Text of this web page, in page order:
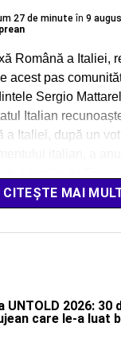
27 de minute în 9
Română a Italiei,
acest pas
Sergio
Italian
a Italiei, după un
CITEȘTE MAI
UNTOLD 2026: 30
care le-a luat